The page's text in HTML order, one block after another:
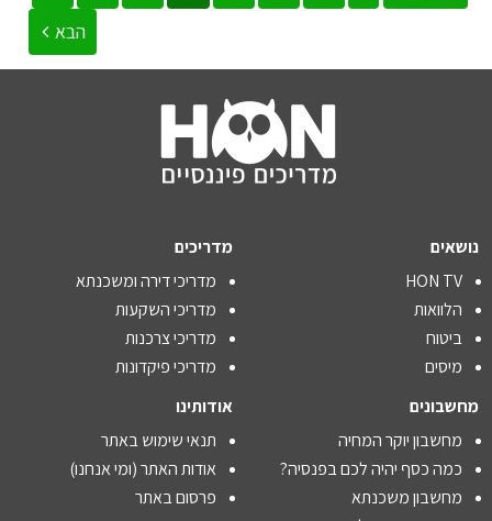
הבא
נושאים
HON TV
הלוואות
ביטוח
מיסים
מדריכים
מדריכי דירה ומשכנתא
מדריכי השקעות
מדריכי צרכנות
מדריכי פיקדונות
מחשבונים
מחשבון יוקר המחיה
כמה כסף יהיה לכם בפנסיה?
מחשבון משכנתא
אודותינו
תנאי שימוש באתר
אודות האתר (ומי אנחנו)
פרסום באתר